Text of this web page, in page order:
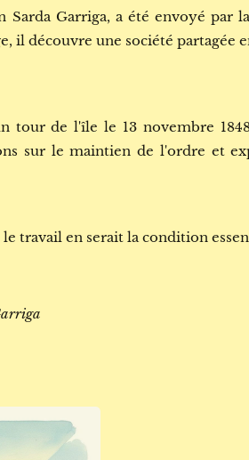
Sarda Garriga, a été envoyé par
il découvre une société partagée
tour de l'île le 13 novembre
sur le maintien de l'ordre et
travail en serait la condition